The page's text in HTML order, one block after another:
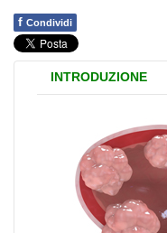
f Condividi
INTRODUZIONE